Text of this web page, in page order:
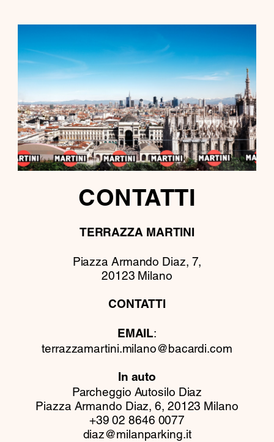
CONTATTI
TERRAZZA MARTINI
Piazza Armando Diaz, 7,
20123 Milano
CONTATTI
EMAIL:
terrazzamartini.milano@bacardi.com
In auto
Parcheggio Autosilo Diaz
Piazza Armando Diaz, 6, 20123 Milano
+39 02 8646 0077
diaz@milanparking.it